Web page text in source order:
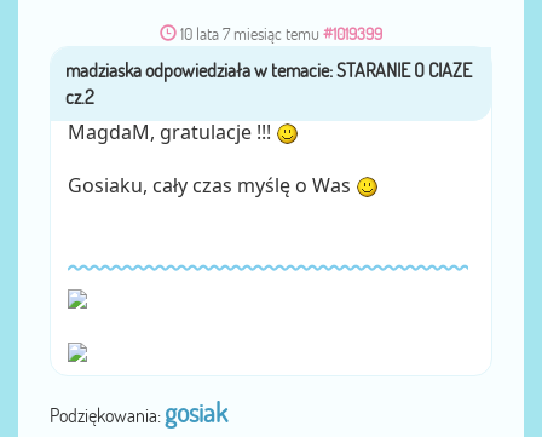
10 lata 7 miesiąc temu #1019399
przezmadziaska
MagdaM, gratulacje !!!
Gosiaku, cały czas myślę o Was
Podziękowania: gosiak